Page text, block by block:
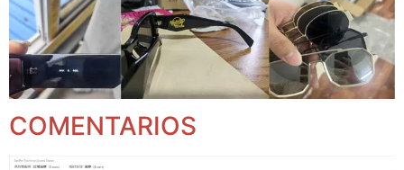
COMENTARIOS